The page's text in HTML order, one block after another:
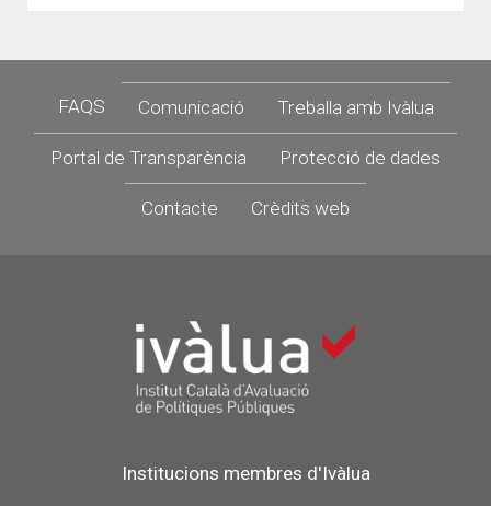
Footer
FAQS Comunicació Treballa amb Ivàlua
Portal de Transparència Protecció de dades
Contacte Crèdits web
Institucions membres d'Ivàlua